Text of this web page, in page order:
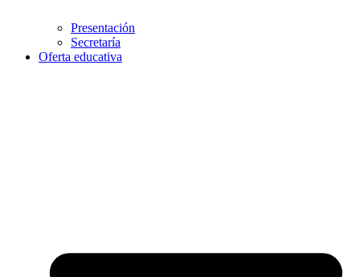
Presentación
Secretaría
Oferta educativa